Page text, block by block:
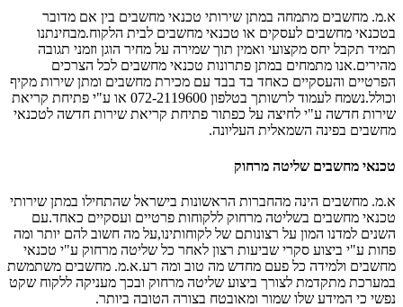
א.מ. מחשבים מתמחה במתן שירותי טכנאי מחשבים בין אם מדובר
בטכנאי מחשבים לעסקים או טכנאי מחשבים לבית הלקוח.מבחינתנו
תמיד תקבל יחס מקצועי ואמין תוך שמירה על מחיר הוגן וזמני תגובה
מהירים.אנו מתמחים במתן פתרונות טכנאי מחשבים לכל הצרכים
הפרטיים והעסקיים כאחד בד בבד עם מכירת מחשבים ומתן שירות מקיף
וכולל.נשמח לעמוד לרשותך בטלפון 072-2119600 או ע"י פתיחת קריאת
שירות חדשה ע"י לחיצה על כפתור פתיחת קריאת שירות חדשה לטכנאי
מחשבים בפינה השמאלית העליונה.
טכנאי מחשבים שליטה מרחוק
א.מ. מחשבים הינה מהחברות הראשונות בישראל שהתחילו במתן שירותי
טכנאי מחשבים בשליטה מרחוק ללקוחות פרטיים ועסקיים כאחד.עם
השנים למדנו המון על רצונותם של לקוחותינו,על מה חשוב להם יותר ומה
פחות ע"י ביצוע סקרי שביעות רצון לאחר כל שליטה מרחוק ע"י טכנאי
מחשבים ולמידה כל פעם מחדש מה טוב ומה רע.א.מ. מחשבים משתמשת
במערכת מתקדמת לצורך ביצוע שליטה מרחוק ובכך מעניקה ללקוח שקט
נפשי כי המידע שלו שמור ומאובטח בצורה הטובה ביותר.